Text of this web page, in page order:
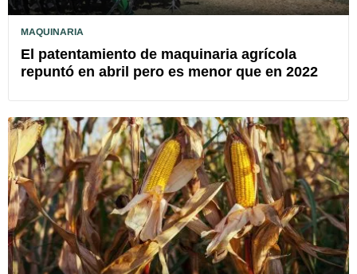
MAQUINARIA
El patentamiento de maquinaria agrícola
repuntó en abril pero es menor que en 2022